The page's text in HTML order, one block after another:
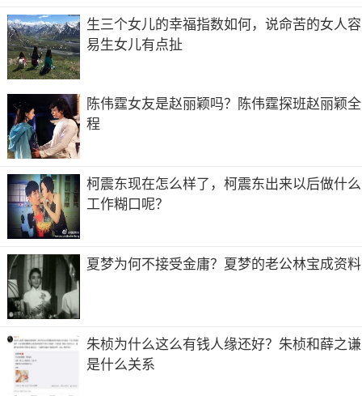
民间会有猫能看出将死之人的事情，说的很传神，但原因也
农村，人都温饱困难，谁会养猫呢，所以这些来的猫都是野
猫！野猫是很凶悍的，没有人给吃的，它们也不屑于被人养
着，而将死之人或者将死的动物身上会有一种气味，猫远远
的闻到了，于是夜里人少的时候，饥饿的野猫就成群来了，
来干什么不用说大家也知道。
生三个女儿的幸福指数如何，说命苦的女人容
易生女儿有点扯
陈伟霆女友是赵丽颖吗？陈伟霆探班赵丽颖全
程
柯震东现在怎么样了，柯震东出来以后做什么
工作糊口呢？
夏梦为何不接受金庸？夏梦的老公林宝成资料
朱桢为什么这么有钱人缘还好？朱桢和薛之谦
是什么关系